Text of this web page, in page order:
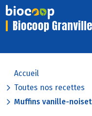
Biocoop Granville
Accueil
Toutes nos recettes
Muffins vanille-